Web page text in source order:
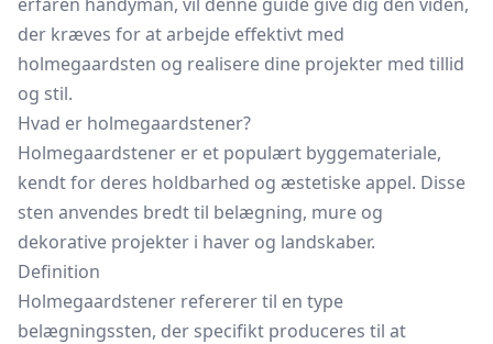
der kræves for at arbejde effektivt med
holmegaardsten og realisere dine projekter med tillid
og stil.
Hvad er holmegaardstener?
Holmegaardstener er et populært byggemateriale,
kendt for deres holdbarhed og æstetiske appel. Disse
sten anvendes bredt til belægning, mure og
dekorative projekter i haver og landskaber.
Definition
Holmegaardstener refererer til en type
belægningssten, der specifikt produceres til at